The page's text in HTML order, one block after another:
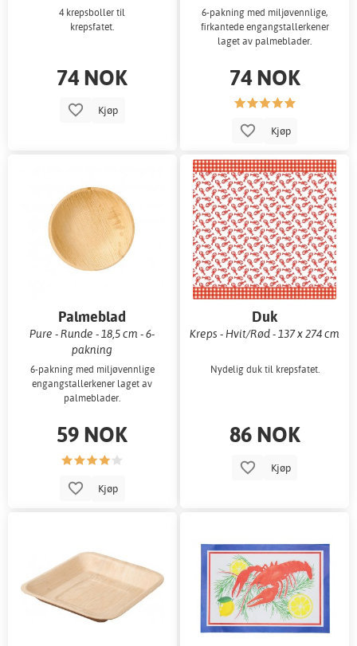
4 krepsboller til
krepsfatet.
74 NOK
Kjøp
6-pakning med miljøvennlige,
firkantede engangstallerkener
laget av palmeblader.
74 NOK
Kjøp
Palmeblad
desserttallerkener
Pure - Runde - 18,5 cm - 6-
pakning
6-pakning med miljøvennlige
engangstallerkener laget av
palmeblader.
59 NOK
Kjøp
Duk
Kreps - Hvit/Rød - 137 x 274 cm
Nydelig duk til krepsfatet.
86 NOK
Kjøp